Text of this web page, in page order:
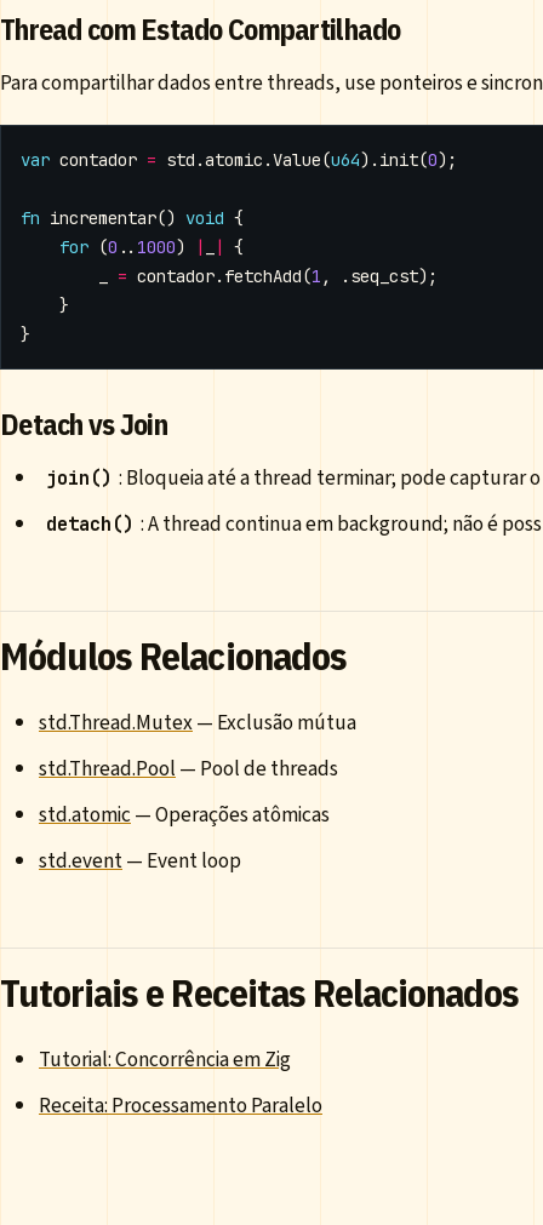
Thread com Estado Compartilhado
Para compartilhar dados entre threads, use ponteiros e
var contador = std .atomic .Value(u64). init(0);
fn incrementar() void {
for (0 .. 1000) | |
{
= contador. fetchAdd(1 , . seq_cst);
}
}
Detach vs Join
join() : Bloqueia até a thread terminar; pode capturar
detach() : A thread continua em background; não é
Módulos Relacionados
std.Thread.Mutex— Exclusão mútua
std.Thread.Pool— Pool de threads
std.atomic— Operações atômicas
std.event— Event loop
Tutoriais e Receitas Relacionados
Tutorial: Concorrência em Zig
Receita: Processamento Paralelo